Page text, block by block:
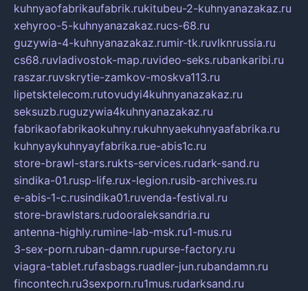
kuhnyaofabrikaufabrik.rukitubeu-2-kuhnyanazakaz.ru
xehyroo-5-kuhnyanazakaz.rucs-68.ru
guzywia-4-kuhnyanazakaz.rumir-tk.ruvlknrussia.ru
cs68.ruvladivostok-map.ruvideo-seks.rubankaribi.ru
raszar.ruvskrytie-zamkov-moskva113.ru
lipetsktelecom.rutovudyi4kuhnyanazakaz.ru
seksuzb.ruguzywia4kuhnyanazakaz.ru
fabrikaofabrikaokuhny.rukuhnyaekuhnyaafabrika.ru
kuhnyaykuhnyayfabrika.rue-abis1c.ru
store-brawl-stars.rukts-services.rudark-sand.ru
sindika-01.rusp-life.rux-legion.rusib-archives.ru
e-abis-1-c.rusindika01.ruvenda-festival.ru
store-brawlstars.rudooraleksandria.ru
antenna-highly.rumine-lab-msk.ru1-mus.ru
3-sex-porn.ruban-damn.rupurse-factory.ru
viagra-tablet.rufasbags.ruadler-jun.rubandamn.ru
fincontech.ru3sexporn.ru1mus.rudarksand.ru